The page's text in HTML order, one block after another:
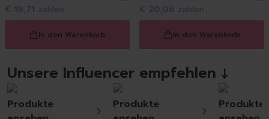
In den Warenkorb In den Warenkorb
Unsere Influencer empfehlen ↓
Produkte
Produkte
Produkte